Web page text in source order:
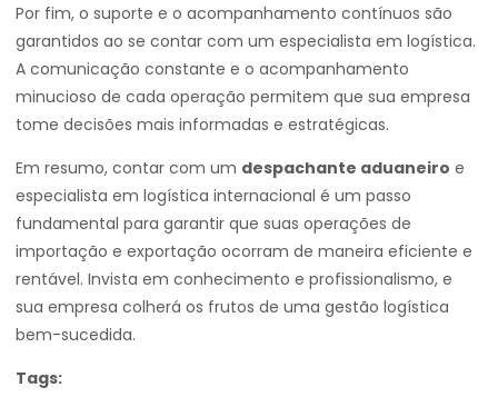
Por fim, o suporte e o acompanhamento contínuos são
garantidos ao se contar com um especialista em logística.
A comunicação constante e o acompanhamento
minucioso de cada operação permitem que sua empresa
tome decisões mais informadas e estratégicas.
Em resumo, contar com um despachante aduaneiro e
especialista em logística internacional é um passo
fundamental para garantir que suas operações de
importação e exportação ocorram de maneira eficiente e
rentável. Invista em conhecimento e profissionalismo, e
sua empresa colherá os frutos de uma gestão logística
bem-sucedida.
Tags: